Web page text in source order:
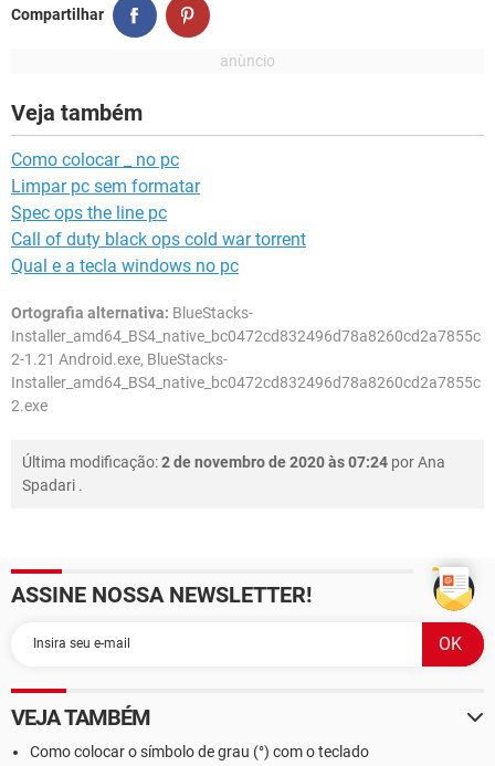
Compartilhar
Veja também
Como colocar _ no pc
Limpar pc sem formatar
Spec ops the line pc
Call of duty black ops cold war torrent
Qual e a tecla windows no pc
Ortografia alternativa: BlueStacks-
Installer_amd64_BS4_native_bc0472cd832496d78a8260cd2a7855c
2-1.21 Android.exe, BlueStacks-
Installer_amd64_BS4_native_bc0472cd832496d78a8260cd2a7855c
2.exe
Última modificação:2 de novembro de 2020 às 07:24 porAna
Spadari .
ASSINE NOSSA NEWSLETTER!
VEJA TAMBÉM
Como colocar o símbolo de grau (°) com o teclado